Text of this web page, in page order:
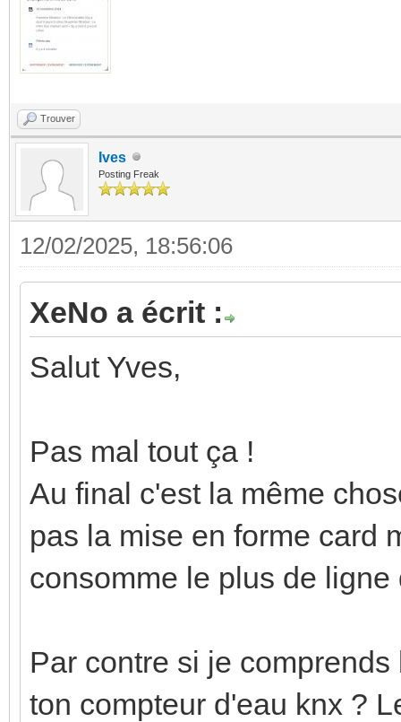
Trouver
Ives
Posting Freak
12/02/2025, 18:56:06
XeNo a écrit :
Salut Yves,
Pas mal tout ça !
Au final c'est la même
pas la mise en forme card
consomme le plus de
Par contre si je
ton compteur d'eau knx ?